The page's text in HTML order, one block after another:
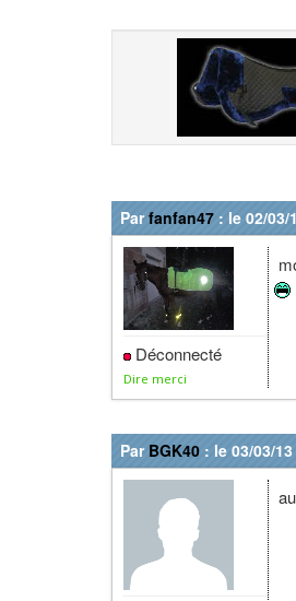
Parfanfan47 : le 02/03/
Déconnecté
Dire merci
Par BGK40 : le 03/03/